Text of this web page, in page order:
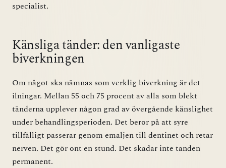
specialist.
Känsliga tänder: den vanligaste
biverkningen
Om något ska nämnas som verklig biverkning är det
ilningar. Mellan 55 och 75 procent av alla som blekt
tänderna upplever någon grad av övergående känslighet
under behandlingsperioden. Det beror på att syre
tillfälligt passerar genom emaljen till dentinet och retar
nerven. Det gör ont en stund. Det skadar inte tanden
permanent.